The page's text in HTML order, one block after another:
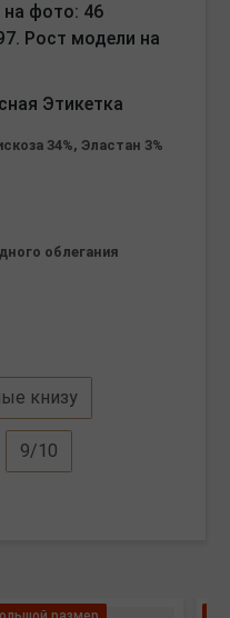
на фото: 46
Рост модели на
Этикетка
34%, Эластан 3%
облегания
книзу
9/10